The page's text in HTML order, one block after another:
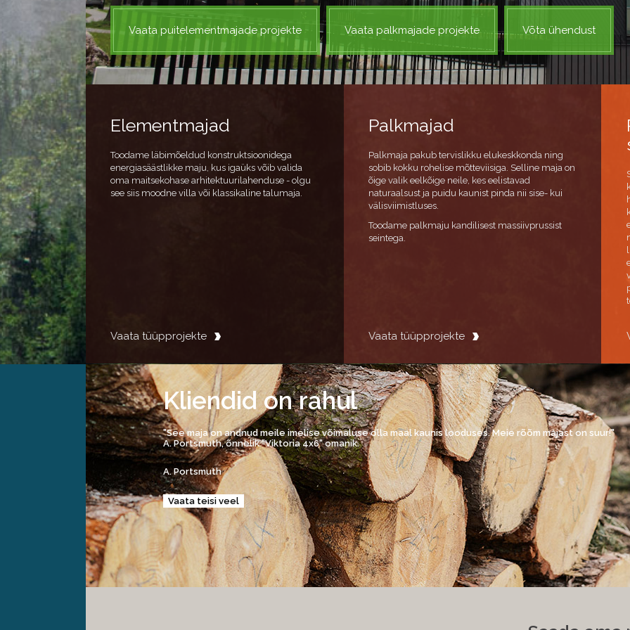
Vaata puitelementmajade projekte Vaata palkmajade projekte Võta ühendust
Elementmajad
Toodame läbimõeldud konstruktsioonidega
energiasäästlikke maju, kus igaüks võib valida
oma maitsekohase arhitektuurilahenduse - olgu
see siis moodne villa või klassikaline talumaja.
Vaata tüüpprojekte
Palkmajad
Palkmaja pakub tervislikku elukeskkonda ning
sobib kokku rohelise mõtteviisiga. Selline maja on
õige valik eelkõige neile, kes eelistavad
naturaalsust ja puidu kaunist pinda nii sise- kui
välisviimistluses.
Toodame palkmaju kandilisest massiivprussist
seintega.
Vaata tüüpprojekte
Kliendid on rahul
"See maja on andnud meile imelise võimaluse olla maal kaunis looduses. Meie rõõm majast on suur!"
A. Portsmuth, õnnelik "Viktoria 4x6" omanik.
A. Portsmuth
Vaata teisi veel